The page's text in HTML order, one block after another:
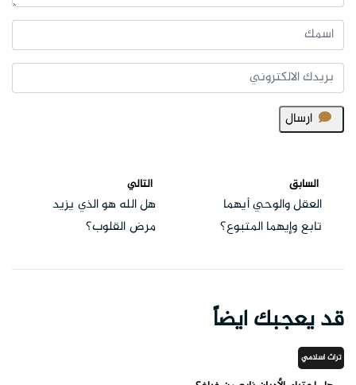
ارسال
السابق
العقل والوحي أيهما
تابع وإيهما المتبوع؟
التالي
هل الله هو الذي يزيد
مرض القلوب؟
قد يعجبك ايضاً
تراث اسلامي